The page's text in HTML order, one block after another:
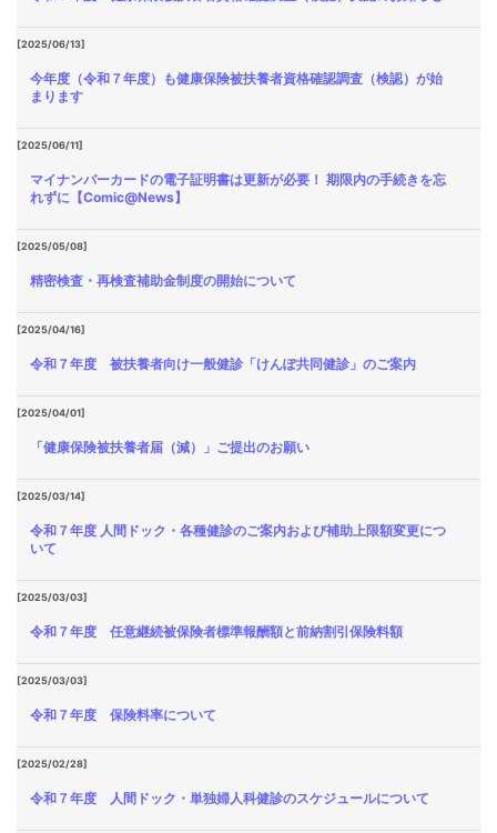
[2025/06/13]
今年度（令和７年度）も健康保険被扶養者資格確認調査（検認）が始
まります
[2025/06/11]
マイナンバーカードの電子証明書は更新が必要！ 期限内の手続きを忘
れずに【Comic@News】
[2025/05/08]
精密検査・再検査補助金制度の開始について
[2025/04/16]
令和７年度 被扶養者向け一般健診「けんぽ共同健診」のご案内
[2025/04/01]
「健康保険被扶養者届（減）」ご提出のお願い
[2025/03/14]
令和７年度 人間ドック・各種健診のご案内および補助上限額変更につ
いて
[2025/03/03]
令和７年度 任意継続被保険者標準報酬額と前納割引保険料額
[2025/03/03]
令和７年度 保険料率について
[2025/02/28]
令和７年度 人間ドック・単独婦人科健診のスケジュールについて